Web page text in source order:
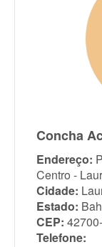
Concha
Endereço:
Centro -
Cidade:
Estado:
CEP:
Telefone: